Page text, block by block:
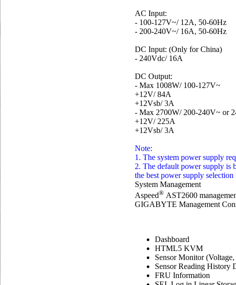
AC Input:
- 100-127V~/ 12A, 50-60Hz
- 200-240V~/ 16A, 50-60Hz
DC Input: (Only for China)
- 240Vdc/ 16A
DC Output:
- Max 1008W/ 100-127V~
+12V/ 84A
+12Vsb/ 3A
- Max 2700W/ 200-240V~ or
+12V/ 225A
+12Vsb/ 3A
Note:
1. The system power supply
2. The default power supply is
the best power supply
System Management
Aspeed® AST2600
GIGABYTE Management
Dashboard
HTML5 KVM
Sensor Monitor
Sensor Reading History
FRU Information